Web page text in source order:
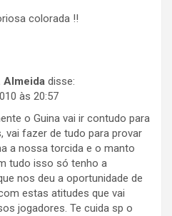
colorada !!
Almeida disse:
às 20:57
o Guina vai ir contudo para
vai fazer de tudo para provar
a nossa torcida e o manto
tudo isso só tenho a
nos deu a oportunidade de
estas atitudes que vai
jogadores. Te cuida sp o